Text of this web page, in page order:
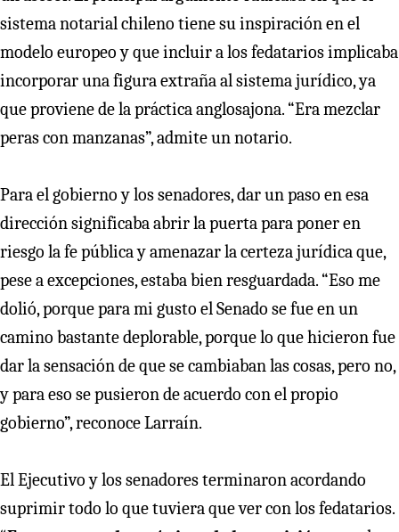
sistema notarial chileno tiene su inspiración en el
modelo europeo y que incluir a los fedatarios implicaba
incorporar una figura extraña al sistema jurídico, ya
que proviene de la práctica anglosajona. “Era mezclar
peras con manzanas”, admite un notario.
Para el gobierno y los senadores, dar un paso en esa
dirección significaba abrir la puerta para poner en
riesgo la fe pública y amenazar la certeza jurídica que,
pese a excepciones, estaba bien resguardada. “Eso me
dolió, porque para mi gusto el Senado se fue en un
camino bastante deplorable, porque lo que hicieron fue
dar la sensación de que se cambiaban las cosas, pero no,
y para eso se pusieron de acuerdo con el propio
gobierno”, reconoce Larraín.
El Ejecutivo y los senadores terminaron acordando
suprimir todo lo que tuviera que ver con los fedatarios.